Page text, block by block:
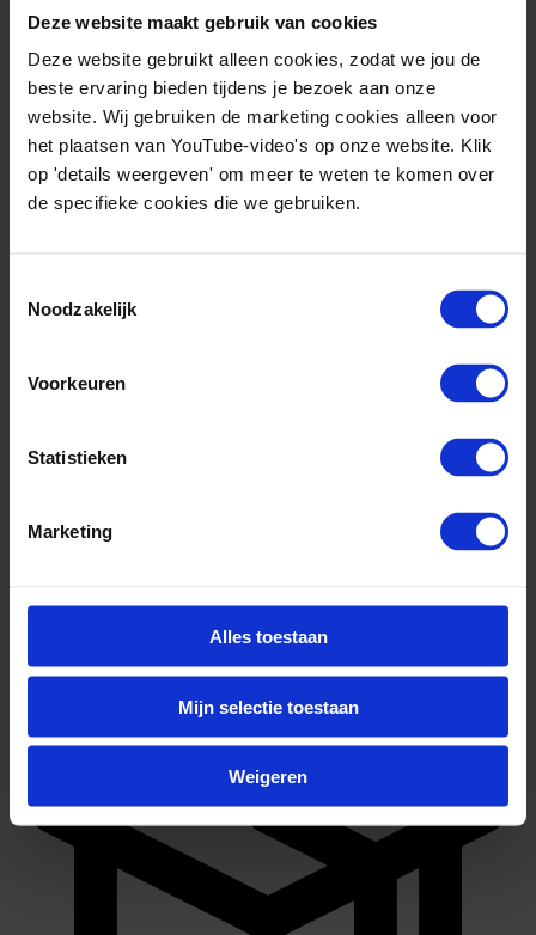
Deze website maakt gebruik van cookies
Deze website gebruikt alleen cookies, zodat we jou de
beste ervaring bieden tijdens je bezoek aan onze
website. Wij gebruiken de marketing cookies alleen voor
het plaatsen van YouTube-video's op onze website. Klik
op 'details weergeven' om meer te weten te komen over
de specifieke cookies die we gebruiken.
Noodzakelijk
Voorkeuren
Statistieken
Marketing
Alles toestaan
Mijn selectie toestaan
Weigeren
master (hbo, wo)
wo doctoraat